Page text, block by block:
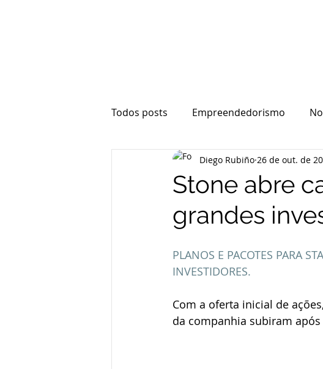
Todos posts Empreendedorismo
Contratos Equipe
Stone abre
grandes
Diego Rubiño 26 de out. de
PLANOS E PACOTES PARA
INVESTIDORES.
Com a oferta inicial de
da companhia subiram